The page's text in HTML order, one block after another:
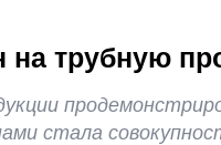
на трубную
стала